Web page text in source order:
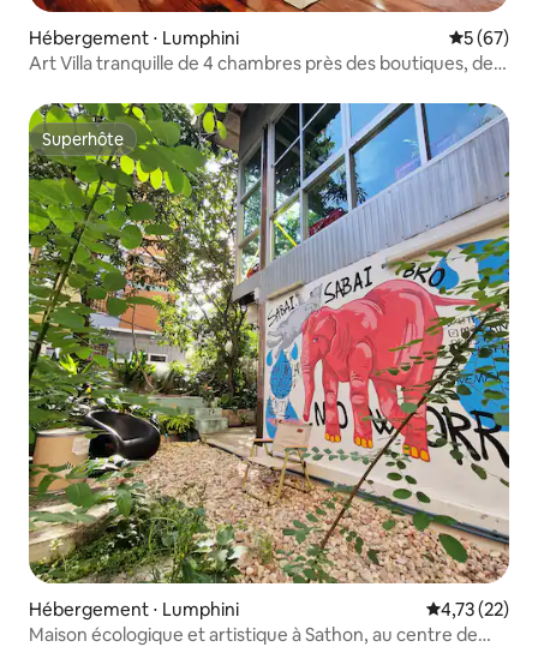
Hébergement ⋅ Lumphini
5 (67)
Art Villa tranquille de 4 chambres près des boutiques, des
Superhôte
Superhôte
Hébergement ⋅ Lumphini Évaluation
4,73 (22)
Maison écologique et artistique à Sathon, au centre de